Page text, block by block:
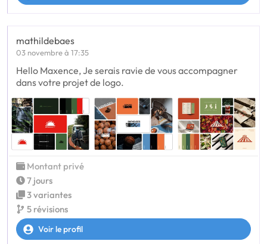
mathildebaes
03 novembre à 17:35
Hello Maxence, Je serais ravie de vous accompagner
dans votre projet de logo.
Montant privé
7 jours
3 variantes
5 révisions
Voir le profil